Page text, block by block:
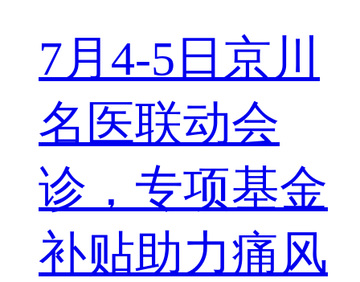
7月4-5日京川
名医联动会
诊，专项基金
补贴助力痛风